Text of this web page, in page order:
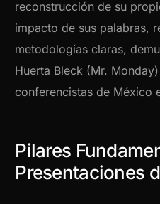
reconstrucción de su
impacto de sus palabras,
metodologías claras,
Huerta Bleck (Mr.
conferencistas de México
Pilares
Presentaciones